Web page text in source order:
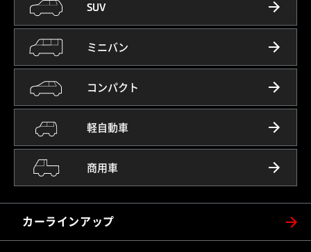
カーラインアップ
SUV
ミニバン
コンパクト
軽自動車
商用車